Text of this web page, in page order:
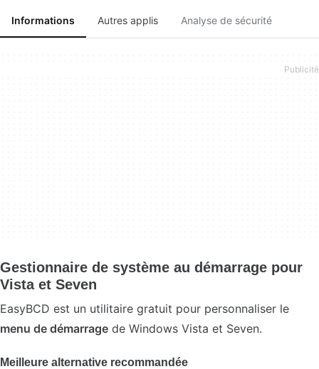
Informations Autres applis Analyse de sécurité
Gestionnaire de système au démarrage pour
Vista et Seven
EasyBCD est un utilitaire gratuit pour personnaliser le
menu de démarrage de Windows Vista et Seven.
Meilleure alternative recommandée